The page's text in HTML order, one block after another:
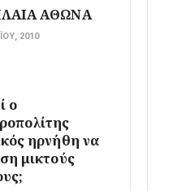
ΑΘΩΝΑ
2010
ο
ηρνήθη να
μικτούς